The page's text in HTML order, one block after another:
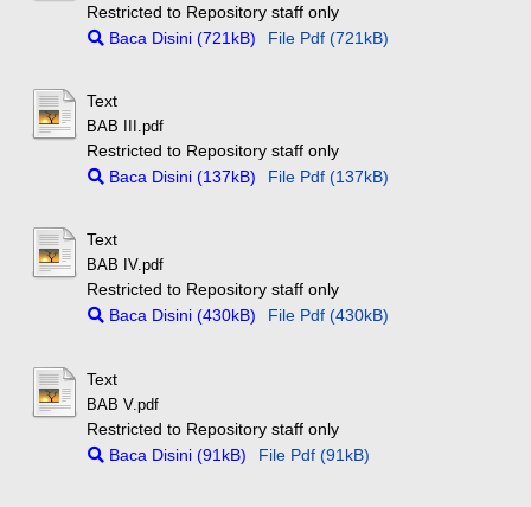
Restricted to Repository staff only
Baca Disini (721kB)
File Pdf (721kB)
Text
BAB III.pdf
Restricted to Repository staff only
Baca Disini (137kB)
File Pdf (137kB)
Text
BAB IV.pdf
Restricted to Repository staff only
Baca Disini (430kB)
File Pdf (430kB)
Text
BAB V.pdf
Restricted to Repository staff only
Baca Disini (91kB)
File Pdf (91kB)